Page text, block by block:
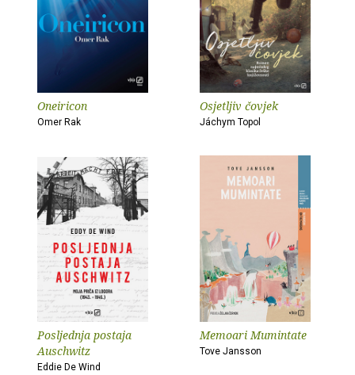
Oneiricon
Omer Rak
Osjetljiv čovjek
Jáchym Topol
Posljednja postaja
Auschwitz
Eddie De Wind
Memoari Mumintate
Tove Jansson